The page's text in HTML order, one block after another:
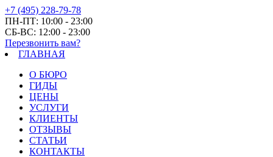
+7 (495) 228-79-78
ПН-ПТ: 10:00 - 23:00
СБ-ВС: 12:00 - 23:00
Перезвонить вам?
ГЛАВНАЯ
О БЮРО
ГИДЫ
ЦЕНЫ
УСЛУГИ
КЛИЕНТЫ
ОТЗЫВЫ
СТАТЬИ
КОНТАКТЫ